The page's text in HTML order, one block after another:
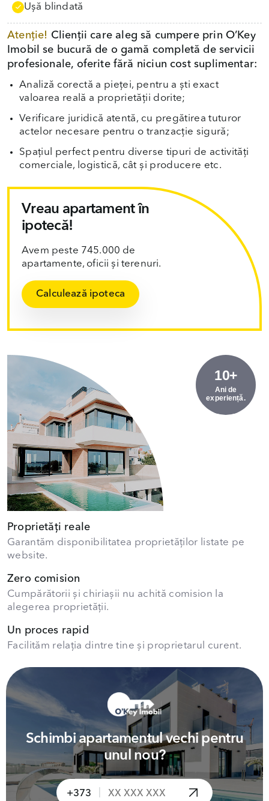
Uşă blindată
Atenție! Clienții care aleg să cumpere prin O’Key
Imobil se bucură de o gamă completă de servicii
profesionale, oferite fără niciun cost suplimentar:
Analiză corectă a pieței, pentru a ști exact
valoarea reală a proprietății dorite;
Verificare juridică atentă, cu pregătirea tuturor
actelor necesare pentru o tranzacție sigură;
Spațiul perfect pentru diverse tipuri de activități
comerciale, logistică, cât și producere etc.
Vreau apartament în
ipotecă!
Avem peste 745.000 de
apartamente, oficii și terenuri.
Calculează ipoteca
10+
Ani de
experiență.
Proprietăți reale
Garantăm disponibilitatea proprietăților listate pe
website.
Zero comision
Cumpărătorii și chiriașii nu achită comision la
alegerea proprietății.
Un proces rapid
Facilităm relația dintre tine și proprietarul curent.
Schimbi apartamentul vechi pentru
unul nou?
+373